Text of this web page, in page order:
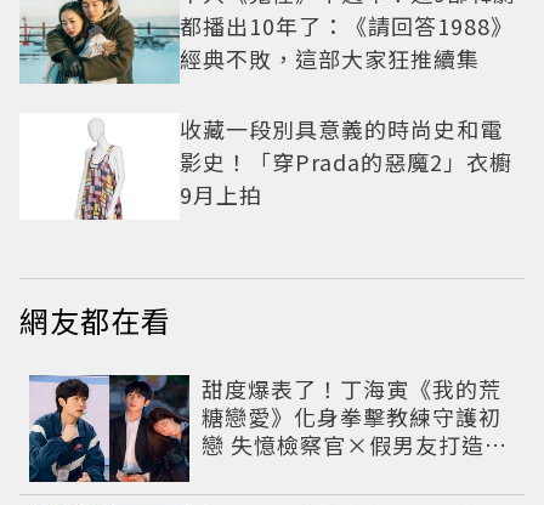
都播出10年了：《請回答1988》
經典不敗，這部大家狂推續集
收藏一段別具意義的時尚史和電
影史！「穿Prada的惡魔2」衣櫥
9月上拍
網友都在看
甜度爆表了！丁海寅《我的荒
糖戀愛》化身拳擊教練守護初
戀 失憶檢察官×假男友打造今